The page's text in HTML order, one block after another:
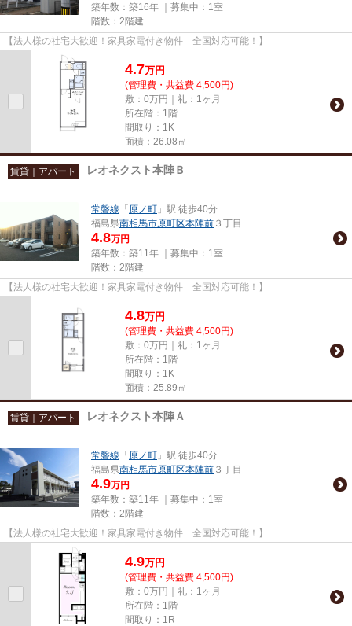
築年数：築16年 ｜募集中： 1室
階数：2階建
【法人様の社宅大歓迎！家具家電付き物件 全国対応可能！】
4.7万円
(管理費・共益費 4,500円)
敷：0万円｜礼：1ヶ月
所在階：1階
間取り：1K
面積：26.08㎡
賃貸｜アパート レオネクスト本陣Ｂ
常磐線 「 原ノ町 」駅 徒歩40分
福島県南相馬市原町区本陣前 ３丁目
4.8万円
築年数：築11年 ｜募集中： 1室
階数：2階建
【法人様の社宅大歓迎！家具家電付き物件 全国対応可能！】
4.8万円
(管理費・共益費 4,500円)
敷：0万円｜礼：1ヶ月
所在階：1階
間取り：1K
面積：25.89㎡
賃貸｜アパート レオネクスト本陣Ａ
常磐線 「 原ノ町 」駅 徒歩40分
福島県南相馬市原町区本陣前 ３丁目
4.9万円
築年数：築11年 ｜募集中： 1室
階数：2階建
【法人様の社宅大歓迎！家具家電付き物件 全国対応可能！】
4.9万円
(管理費・共益費 4,500円)
敷：0万円｜礼：1ヶ月
所在階：1階
間取り：1R